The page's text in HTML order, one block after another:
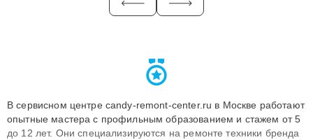
В сервисном центре candy-remont-center.ru в Москве работают
опытные мастера с профильным образованием и стажем от 5
до 12 лет. Они специализируются на ремонте техники бренда